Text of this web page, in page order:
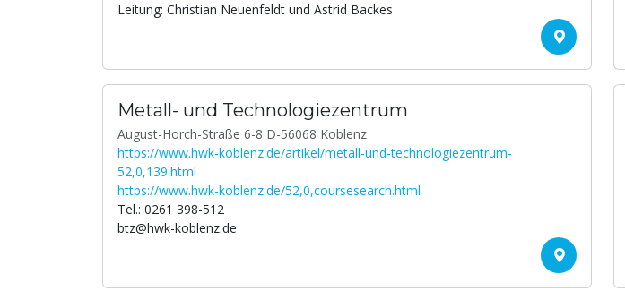
Leitung: Christian Neuenfeldt und Astrid Backes
Metall- und Technologiezentrum
August-Horch-Straße 6-8 D-56068 Koblenz
https://www.hwk-koblenz.de/artikel/metall-und-technologiezentrum-
52,0,139.html
https://www.hwk-koblenz.de/52,0,coursesearch.html
Tel.: 0261 398-512
btz@hwk-koblenz.de